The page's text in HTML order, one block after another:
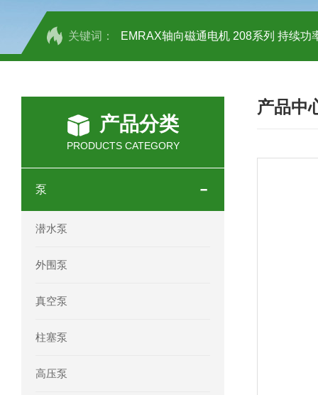
关键词： EMRAX轴向磁通电机 208系列 持续功
OEMER三相同步电机MTES 132SB/2
OEMER三相同步电机MTES 160MA/2
OEMER电机QLS 180M环保农业领域
产品分类
PRODUCTS CATEGORY
泵
潜水泵
外围泵
真空泵
柱塞泵
高压泵
产品中